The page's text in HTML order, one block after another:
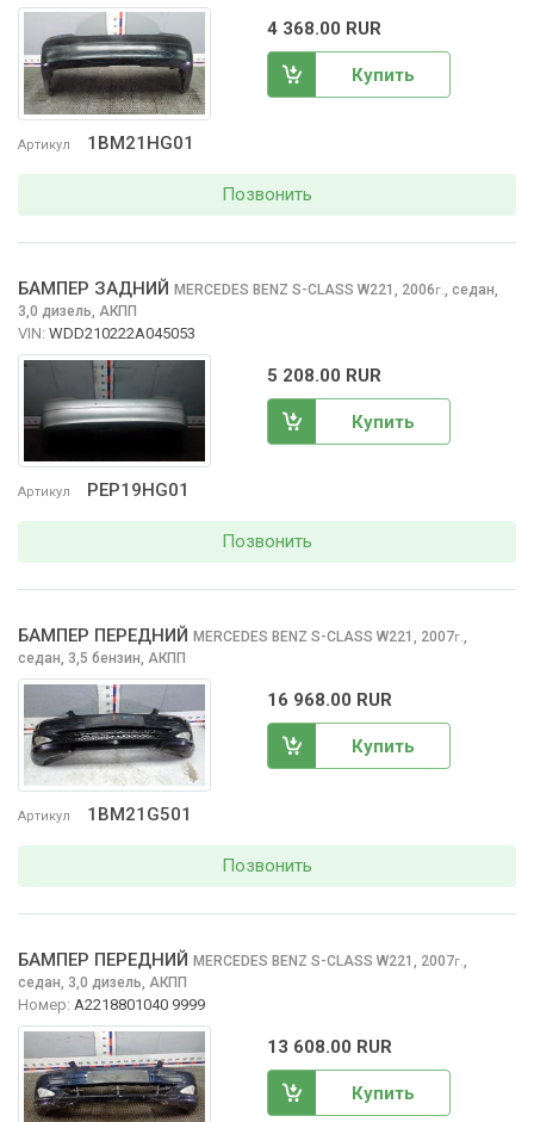
Артикул 1BM21HG01
4 368.00 RUR
Купить
Позвонить
Артикул PEP19HG01
БАМПЕР ЗАДНИЙ MERCEDES BENZ S-CLASS W221, 2006г., седан,
3,0 дизель, АКПП
VIN: WDD210222A045053
5 208.00 RUR
Купить
Позвонить
Артикул 1BM21G501
БАМПЕР ПЕРЕДНИЙ MERCEDES BENZ S-CLASS W221, 2007г.,
седан, 3,5 бензин, АКПП
16 968.00 RUR
Купить
Позвонить
БАМПЕР ПЕРЕДНИЙ MERCEDES BENZ S-CLASS W221, 2007г.,
седан, 3,0 дизель, АКПП
Номер: A2218801040 9999
13 608.00 RUR
Купить